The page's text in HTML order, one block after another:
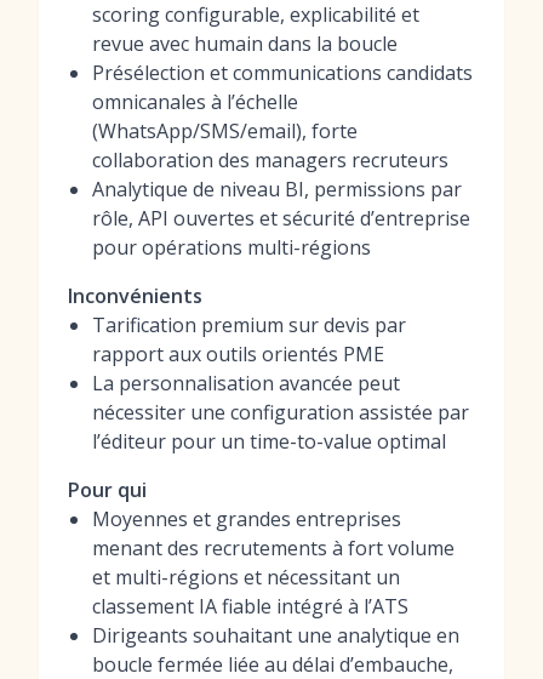
scoring configurable, explicabilité et
revue avec humain dans la boucle
Présélection et communications candidats
omnicanales à l’échelle
(WhatsApp/SMS/email), forte
collaboration des managers recruteurs
Analytique de niveau BI, permissions par
rôle, API ouvertes et sécurité d’entreprise
pour opérations multi-régions
Inconvénients
Tarification premium sur devis par
rapport aux outils orientés PME
La personnalisation avancée peut
nécessiter une configuration assistée par
l’éditeur pour un time-to-value optimal
Pour qui
Moyennes et grandes entreprises
menant des recrutements à fort volume
et multi-régions et nécessitant un
classement IA fiable intégré à l’ATS
Dirigeants souhaitant une analytique en
boucle fermée liée au délai d’embauche,